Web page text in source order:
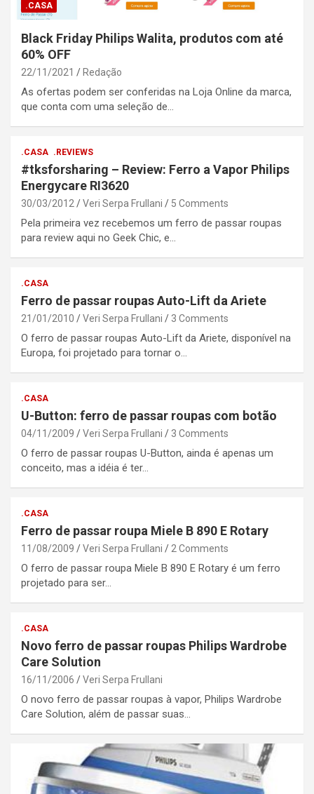
.CASA
Black Friday Philips Walita, produtos com até
60% OFF
22/11/2021 Redação
As ofertas podem ser conferidas na Loja Online da marca,
que conta com uma seleção de…
.CASA .REVIEWS
#tksforsharing – Review: Ferro a Vapor Philips
Energycare RI3620
30/03/2012 Veri Serpa Frullani 5 Comments
Pela primeira vez recebemos um ferro de passar roupas
para review aqui no Geek Chic, e…
.CASA
Ferro de passar roupas Auto-Lift da Ariete
21/01/2010 Veri Serpa Frullani 3 Comments
O ferro de passar roupas Auto-Lift da Ariete, disponível na
Europa, foi projetado para tornar o…
.CASA
U-Button: ferro de passar roupas com botão
04/11/2009 Veri Serpa Frullani 3 Comments
O ferro de passar roupas U-Button, ainda é apenas um
conceito, mas a idéia é ter…
.CASA
Ferro de passar roupa Miele B 890 E Rotary
11/08/2009 Veri Serpa Frullani 2 Comments
O ferro de passar roupa Miele B 890 E Rotary é um ferro
projetado para ser…
.CASA
Novo ferro de passar roupas Philips Wardrobe
Care Solution
16/11/2006 Veri Serpa Frullani
O novo ferro de passar roupas à vapor, Philips Wardrobe
Care Solution, além de passar suas…